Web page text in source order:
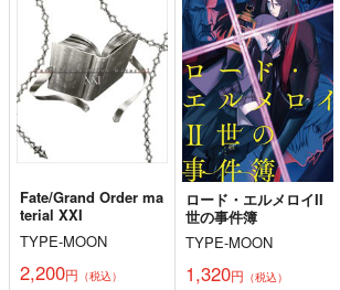
Fate/Grand Order ma
terial XXI
TYPE-MOON
2,200円 （税込）
ロード・エルメロイII
世の事件簿
TYPE-MOON
1,320円 （税込）